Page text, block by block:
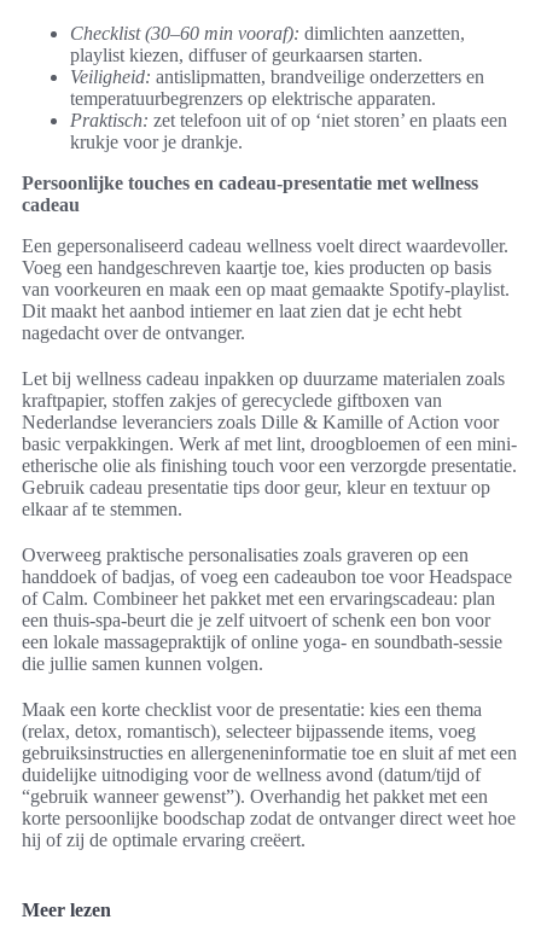
Checklist (30–60 min vooraf): dimlichten aanzetten,
playlist kiezen, diffuser of geurkaarsen starten.
Veiligheid: antislipmatten, brandveilige onderzetters en
temperatuurbegrenzers op elektrische apparaten.
Praktisch: zet telefoon uit of op ‘niet storen’ en plaats een
krukje voor je drankje.
Persoonlijke touches en cadeau-presentatie met wellness
cadeau
Een gepersonaliseerd cadeau wellness voelt direct waardevoller.
Voeg een handgeschreven kaartje toe, kies producten op basis
van voorkeuren en maak een op maat gemaakte Spotify-playlist.
Dit maakt het aanbod intiemer en laat zien dat je echt hebt
nagedacht over de ontvanger.
Let bij wellness cadeau inpakken op duurzame materialen zoals
kraftpapier, stoffen zakjes of gerecyclede giftboxen van
Nederlandse leveranciers zoals Dille & Kamille of Action voor
basic verpakkingen. Werk af met lint, droogbloemen of een mini-
etherische olie als finishing touch voor een verzorgde presentatie.
Gebruik cadeau presentatie tips door geur, kleur en textuur op
elkaar af te stemmen.
Overweeg praktische personalisaties zoals graveren op een
handdoek of badjas, of voeg een cadeaubon toe voor Headspace
of Calm. Combineer het pakket met een ervaringscadeau: plan
een thuis-spa-beurt die je zelf uitvoert of schenk een bon voor
een lokale massagepraktijk of online yoga- en soundbath-sessie
die jullie samen kunnen volgen.
Maak een korte checklist voor de presentatie: kies een thema
(relax, detox, romantisch), selecteer bijpassende items, voeg
gebruiksinstructies en allergeneninformatie toe en sluit af met een
duidelijke uitnodiging voor de wellness avond (datum/tijd of
“gebruik wanneer gewenst”). Overhandig het pakket met een
korte persoonlijke boodschap zodat de ontvanger direct weet hoe
hij of zij de optimale ervaring creëert.
Meer lezen